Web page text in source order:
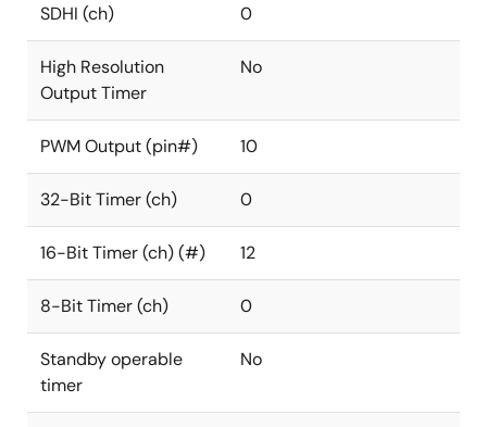
SDHI (ch) 0
High Resolution
Output Timer
No
PWM Output (pin#) 10
32-Bit Timer (ch) 0
16-Bit Timer (ch) (#) 12
8-Bit Timer (ch) 0
Standby operable
timer
No